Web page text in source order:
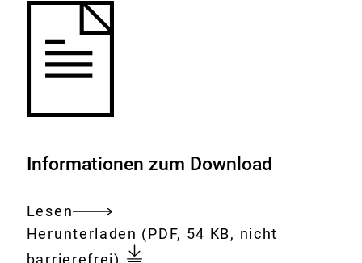
Informationen zum Download
Lesen
Gesamtes
Dokument
Download:
Herunterladen Zusammenhang
zwischen
(PDF, 54 KB, nicht